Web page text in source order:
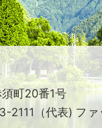
町20番1号
2111（代表) フ